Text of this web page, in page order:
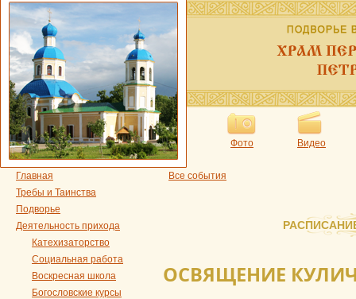
Фото Видео
Главная
Требы и Таинства
Подворье
Деятельность прихода
Катехизаторство
Социальная работа
Воскресная школа
Богословские курсы
Все события
ОСВЯЩЕНИЕ